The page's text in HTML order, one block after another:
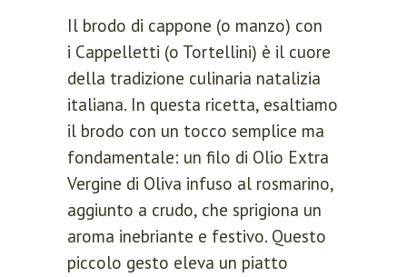
Il brodo di cappone (o manzo) con
i Cappelletti (o Tortellini) è il cuore
della tradizione culinaria natalizia
italiana. In questa ricetta, esaltiamo
il brodo con un tocco semplice ma
fondamentale: un filo di Olio Extra
Vergine di Oliva infuso al rosmarino,
aggiunto a crudo, che sprigiona un
aroma inebriante e festivo. Questo
piccolo gesto eleva un piatto